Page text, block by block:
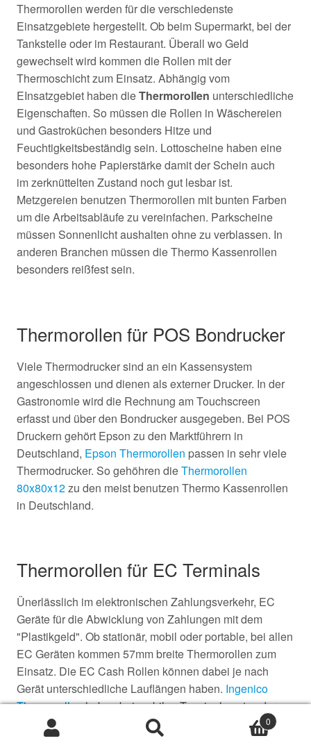
Thermorollen werden für die verschiedenste
Einsatzgebiete hergestellt. Ob beim Supermarkt, bei der
Tankstelle oder im Restaurant. Überall wo Geld
gewechselt wird kommen die Rollen mit der
Thermoschicht zum Einsatz. Abhängig vom
EInsatzgebiet haben dieThermorollen unterschiedliche
Eigenschaften. So müssen die Rollen in Wäschereien
und Gastroküchen besonders Hitze und
Feuchtigkeitsbeständig sein. Lottoscheine haben eine
besonders hohe Papierstärke damit der Schein auch
imzerknüttelten Zustand noch gut lesbar ist.
Metzgereien benutzen Thermorollen mit bunten Farben
um die Arbeitsabläufe zu vereinfachen. Parkscheine
müssen Sonnenlicht aushalten ohne zu verblassen. In
anderen Branchen müssen die Thermo Kassenrollen
besonders reißfest sein.
Thermorollen für POS Bondrucker
Viele Thermodrucker sind an ein Kassensystem
angeschlossen und dienen als externer Drucker. In der
Gastronomie wird die Rechnung am Touchscreen
erfasst und über den Bondrucker ausgegeben. Bei POS
Druckern gehört Epson zu den Marktführern in
Deutschland, Epson Thermorollen passen in sehr viele
Thermodrucker. So gehöhren dieThermorollen
80x80x12zu den meist benutzen Thermo Kassenrollen
in Deutschland.
Thermorollen für EC Terminals
Ünerlässlich im elektronischen Zahlungsverkehr, EC
Geräte für die Abwicklung von Zahlungen mit dem
"Plastikgeld". Ob stationär, mobil oder portable, bei allen
EC Geräten kommen 57mm breite Thermorollen zum
Einsatz. Die EC Cash Rollen können dabei je nach
Gerät unterschiedliche Lauflängen haben. Ingenico
Thermorollenhaben bei mobilen Terminals entweder
einen Durchmesser von 36mm oder 46mm.
0